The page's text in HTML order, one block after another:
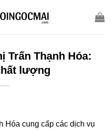
Trấn Thạnh Hóa:
lượng
Hóa cung cấp các dịch vụ